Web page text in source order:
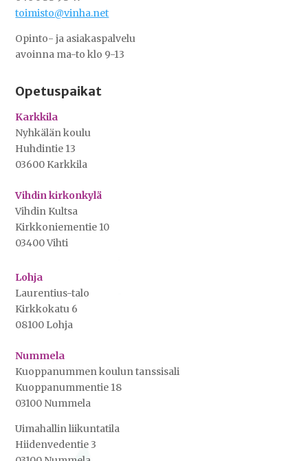
toimisto@vinha.net
Opinto- ja asiakaspalvelu
avoinna ma-to klo 9-13
Opetuspaikat
Karkkila
Nyhkälän koulu
Huhdintie 13
03600 Karkkila
Vihdin kirkonkylä
Vihdin Kultsa
Kirkkoniementie 10
03400 Vihti
Lohja
Laurentius-talo
Kirkkokatu 6
08100 Lohja
Nummela
Kuoppanummen koulun tanssisali
Kuoppanummentie 18
03100 Nummela
Uimahallin liikuntatila
Hiidenvedentie 3